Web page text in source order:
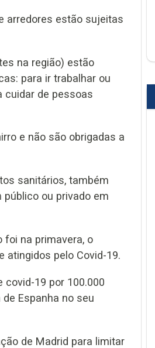
arredores estão sujeitas
na região) estão
para ir trabalhar ou
cuidar de pessoas
e não são obrigadas a
sanitários, também
ou privado em
foi na primavera, o
atingidos pelo Covid-19.
19 por 100.000
Espanha no seu
de Madrid para limitar